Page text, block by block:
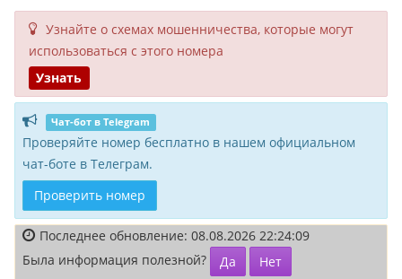
Узнайте о схемах мошенни­чества, кото­рые могут
исполь­зоваться с этого номера
Узнать
Чат-бот в Telegram
Проверяйте номер бесплатно в нашем официальном
чат-боте в Телеграм.
Проверить номер
Последнее обновление: 08.08.2026 22:24:09
Была информация полезной?
Да Нет